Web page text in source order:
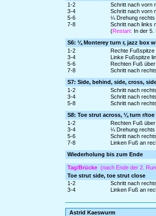
1-2
Schritt nach vorn
3-4
Schritt nach vorn
5-6
¼ Drehung rechts
7-8
Schritt nach links
(Restart: In der 5.
S6: ¼ Monterey turn r, jazz box
1-2
Rechte Fußspitze
3-4
Linke Fußspitze
5-6
Rechten Fuß
7-8
Schritt nach
S7: Side, behind, side, cross,
1-2
Schritt nach
3-4
Schritt nach
5-8
Schritt nach
S8: Toe strut across, ¼ turn r/
1-2
Rechten Fuß
3-4
¼ Drehung rechts
5-6
Schritt nach
7-8
Linken Fuß an
Wiederholung bis zum Ende
Tag/Brücke (nach Ende der 2.
Toe strut side, toe strut close
1-2
Schritt nach
3-4
Linken Fuß an
Astrid Kaeswurm